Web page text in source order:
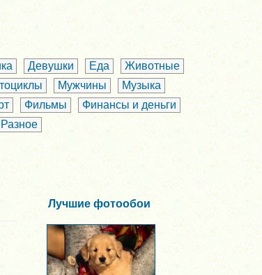
Девушки Еда
Животные
Мужчины
Музыка
Фильмы
Финансы и деньги
Разное
Лучшие фотообои